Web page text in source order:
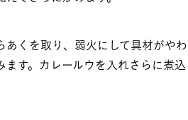
あくを取り、弱火にして具材がやわ
ます。カレールウを入れさらに煮込